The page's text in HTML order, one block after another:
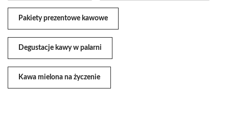
Pakiety prezentowe kawowe
Degustacje kawy w palarni
Kawa mielona na życzenie